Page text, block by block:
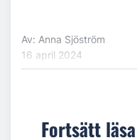
Av: Anna Sjöström
16 april 2024
Fortsätt